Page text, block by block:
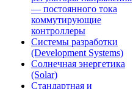
— постоянного тока
коммутирующие
контроллеры
Системы разработки
(Development Systems)
Солнечная энергетика
(Solar)
Стандартная и